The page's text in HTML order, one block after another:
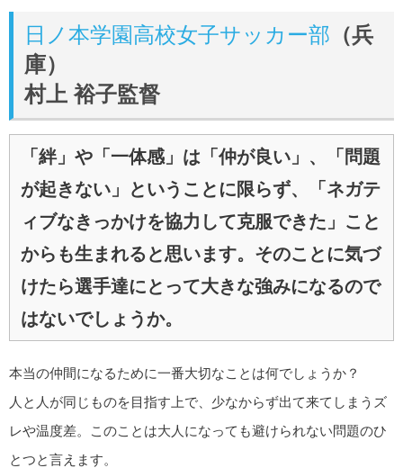
日ノ本学園高校女子サッカー部 （兵
庫）
村上 裕子監督
「絆」や「一体感」は「仲が良い」、「問題
が起きない」ということに限らず、「ネガテ
ィブなきっかけを協力して克服できた」こと
からも生まれると思います。そのことに気づ
けたら選手達にとって大きな強みになるので
はないでしょうか。
本当の仲間になるために一番大切なことは何でしょうか？
人と人が同じものを目指す上で、少なからず出て来てしまうズ
レや温度差。このことは大人になっても避けられない問題のひ
とつと言えます。